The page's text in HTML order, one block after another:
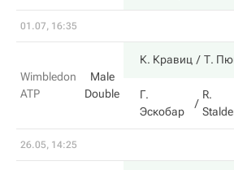
01.07, 16:35
Wimbledon
ATP
Male
Double
К. Кравиц Т.
Г.
Эскобар
R.
26.05, 14:25